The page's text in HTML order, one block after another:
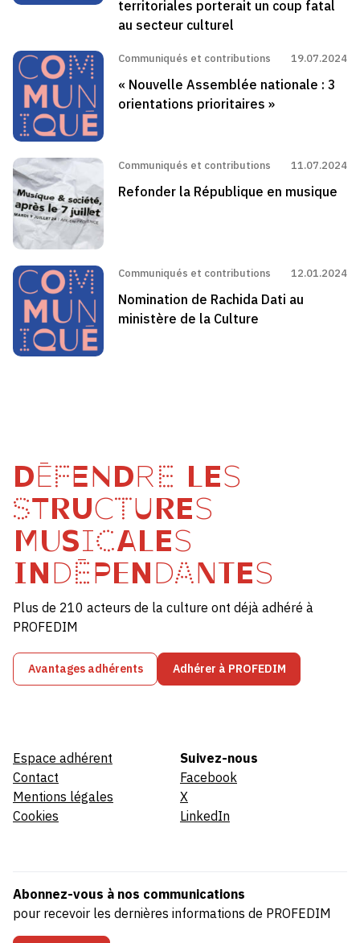
territoriales porterait un coup fatal
au secteur culturel
Communiqués et contributions 19.07.2024
« Nouvelle Assemblée nationale : 3
orientations prioritaires »
Communiqués et contributions 11.07.2024
Refonder la République en musique
Communiqués et contributions 12.01.2024
Nomination de Rachida Dati au
ministère de la Culture
DÉFENDRE LES
STRUCTURES
MUSICALES
INDÉPENDANTES
Plus de 210 acteurs de la culture ont déjà adhéré à
PROFEDIM
Avantages adhérents Adhérer à PROFEDIM
Espace adhérent
Contact
Mentions légales
Cookies
Suivez-nous
Facebook
X
LinkedIn
Abonnez-vous à nos communications
pour recevoir les dernières informations de PROFEDIM